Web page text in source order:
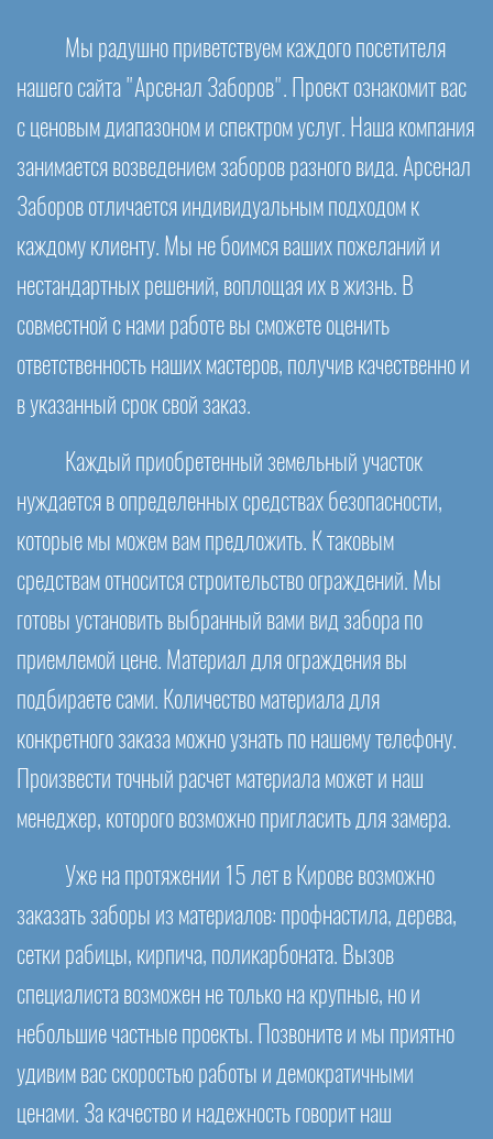
Мы радушно приветствуем каждого посетителя
нашего сайта "Арсенал Заборов". Проект ознакомит вас
с ценовым диапазоном и спектром услуг. Наша компания
занимается возведением заборов разного вида. Арсенал
Заборов отличается индивидуальным подходом к
каждому клиенту. Мы не боимся ваших пожеланий и
нестандартных решений, воплощая их в жизнь. В
совместной с нами работе вы сможете оценить
ответственность наших мастеров, получив качественно и
в указанный срок свой заказ.
Каждый приобретенный земельный участок
нуждается в определенных средствах безопасности,
которые мы можем вам предложить. К таковым
средствам относится строительство ограждений. Мы
готовы установить выбранный вами вид забора по
приемлемой цене. Материал для ограждения вы
подбираете сами. Количество материала для
конкретного заказа можно узнать по нашему телефону.
Произвести точный расчет материала может и наш
менеджер, которого возможно пригласить для замера.
Уже на протяжении 15 лет в Кирове возможно
заказать заборы из материалов: профнастила, дерева,
сетки рабицы, кирпича, поликарбоната. Вызов
специалиста возможен не только на крупные, но и
небольшие частные проекты. Позвоните и мы приятно
удивим вас скоростью работы и демократичными
ценами. За качество и надежность говорит наш